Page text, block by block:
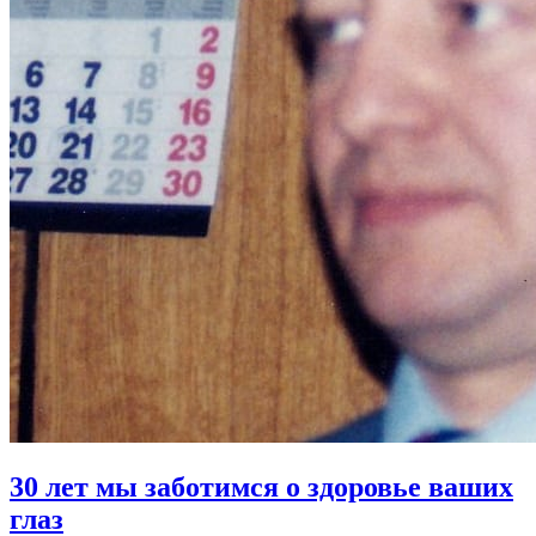
30 лет мы заботимся о здоровье ваших
глаз